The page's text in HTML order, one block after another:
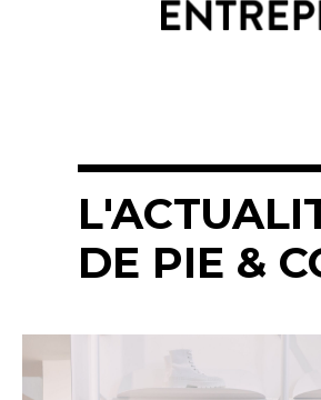
DE PIE &